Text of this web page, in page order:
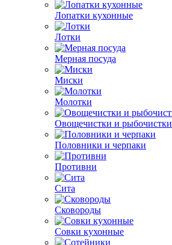
Лопатки кухонные
Лотки
Мерная посуда
Миски
Молотки
Овощечистки и рыбочистки
Половники и черпаки
Противни
Сита
Сковороды
Совки кухонные